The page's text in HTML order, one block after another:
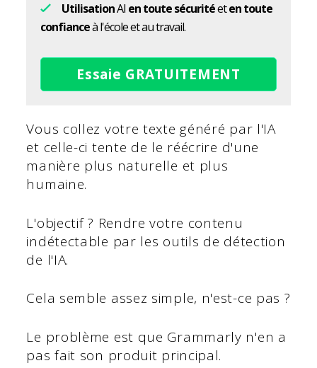
UtilisationAI en toute sécuritéeten toute
confianceà l'école et au travail.
Essaie GRATUITEMENT
Vous collez votre texte généré par l'IA
et celle-ci tente de le réécrire d'une
manière plus naturelle et plus
humaine.
L'objectif ? Rendre votre contenu
indétectable par les outils de détection
de l'IA.
Cela semble assez simple, n'est-ce pas ?
Le problème est que Grammarly n'en a
pas fait son produit principal.